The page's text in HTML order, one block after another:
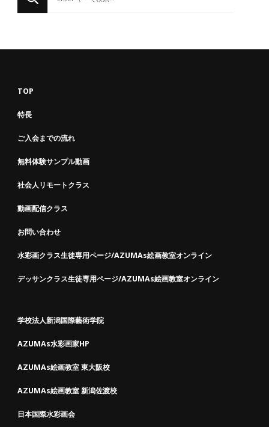
探
TOP
特長
ご入会までの流れ
無料体験サンプル動画
社会人リモートクラス
動画配信クラス
お問い合わせ
水彩画クラス生徒専用ページ/AZUMAs絵画教室オンライン
デッサンクラス生徒専用ページ/AZUMAs絵画教室オンライン
学校法人新潟国際藝術学院
AZUMAs水彩画家HP
AZUMAs絵画教室 東大阪校
AZUMAs絵画教室 新潟佐渡校
日本国際水彩画会